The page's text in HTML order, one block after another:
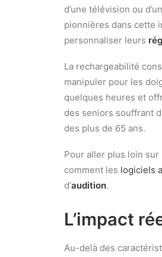
d’une télévision ou
pionnières dans cette
personnaliser leurs
La rechargeabilité
manipuler pour les
quelques heures et
des seniors souffrant
des plus de 65 ans.
Pour aller plus loin
comment les logiciels
d’audition.
L’impact
Au-delà des